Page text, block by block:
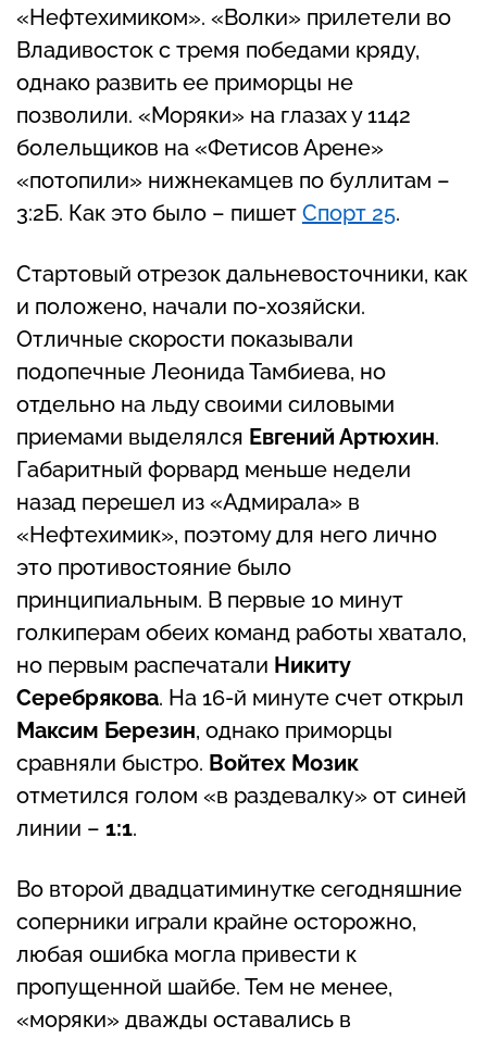
«Нефтехимиком». «Волки» прилетели во
Владивосток с тремя победами кряду,
однако развить ее приморцы не
позволили. «Моряки» на глазах у 1142
болельщиков на «Фетисов Арене»
«потопили» нижнекамцев по буллитам –
3:2Б. Как это было – пишет Спорт 25.
Стартовый отрезок дальневосточники, как
и положено, начали по-хозяйски.
Отличные скорости показывали
подопечные Леонида Тамбиева, но
отдельно на льду своими силовыми
приемами выделялся Евгений Артюхин.
Габаритный форвард меньше недели
назад перешел из «Адмирала» в
«Нефтехимик», поэтому для него лично
это противостояние было
принципиальным. В первые 10 минут
голкиперам обеих команд работы хватало,
но первым распечатали Никиту
Серебрякова. На 16-й минуте счет открыл
Максим Березин, однако приморцы
сравняли быстро. Войтех Мозик
отметился голом «в раздевалку» от синей
линии – 1:1.
Во второй двадцатиминутке сегодняшние
соперники играли крайне осторожно,
любая ошибка могла привести к
пропущенной шайбе. Тем не менее,
«моряки» дважды оставались в